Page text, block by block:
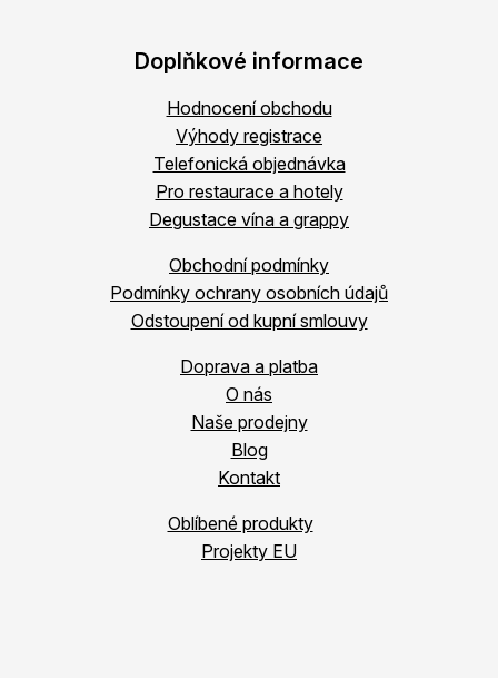
Doplňkové informace
Hodnocení obchodu
Výhody registrace
Telefonická objednávka
Pro restaurace a hotely
Degustace vína a grappy
Obchodní podmínky
Podmínky ochrany osobních údajů
Odstoupení od kupní smlouvy
Doprava a platba
O nás
Naše prodejny
Blog
Kontakt
Oblíbené produkty
Projekty EU